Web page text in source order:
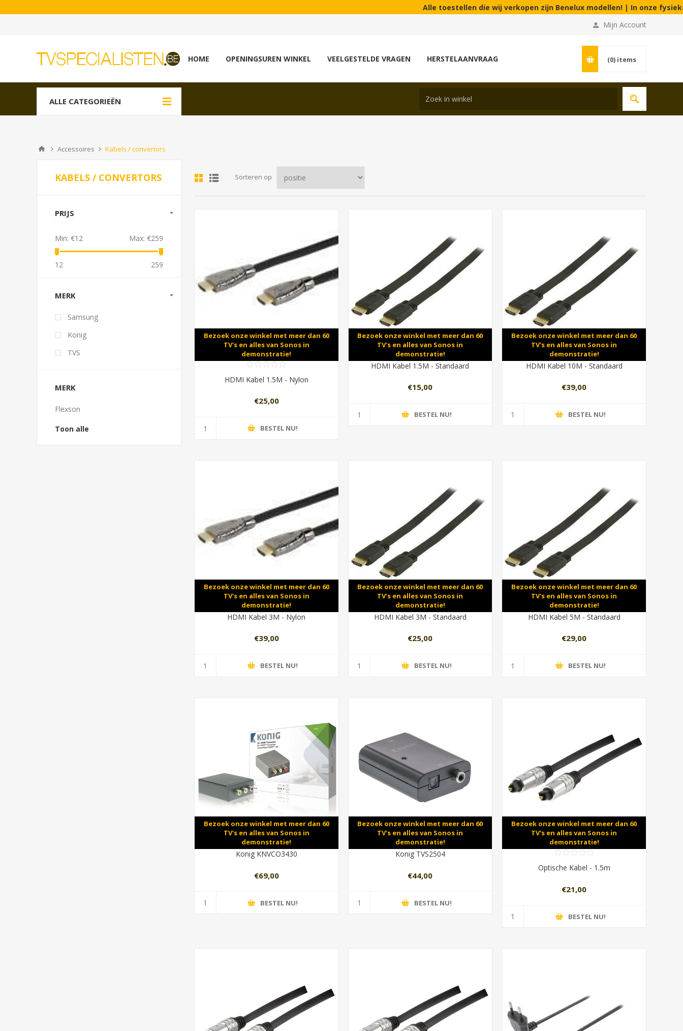
Alle toestellen die wij verkopen zijn Benelux modellen! | In onze fysieke winkel
Mijn Account
HOME OPENINGSUREN WINKEL VEELGESTELDE VRAGEN HERSTELAANVRAAG (0) items
ALLE CATEGORIEËN
Accessoires Kabels / convertors
Sorteren op
Bezoek onze winkel met meer dan 60
TV's en alles van Sonos in
demonstratie!
HDMI Kabel 1.5M - Nylon
€25,00
BESTEL NU!
Bezoek onze winkel met meer dan 60
TV's en alles van Sonos in
demonstratie!
HDMI Kabel 1.5M - Standaard
€15,00
BESTEL NU!
Bezoek onze winkel met meer dan 60
TV's en alles van Sonos in
demonstratie!
HDMI Kabel 10M - Standaard
€39,00
BESTEL NU!
Bezoek onze winkel met meer dan 60
TV's en alles van Sonos in
demonstratie!
HDMI Kabel 3M - Nylon
€39,00
BESTEL NU!
Bezoek onze winkel met meer dan 60
TV's en alles van Sonos in
demonstratie!
HDMI Kabel 3M - Standaard
€25,00
BESTEL NU!
Bezoek onze winkel met meer dan 60
TV's en alles van Sonos in
demonstratie!
HDMI Kabel 5M - Standaard
€29,00
BESTEL NU!
Bezoek onze winkel met meer dan 60
TV's en alles van Sonos in
demonstratie!
Konig KNVCO3430
€69,00
BESTEL NU!
Bezoek onze winkel met meer dan 60
TV's en alles van Sonos in
demonstratie!
Konig TVS2504
€44,00
BESTEL NU!
Bezoek onze winkel met meer dan 60
TV's en alles van Sonos in
demonstratie!
Optische Kabel - 1.5m
€21,00
BESTEL NU!
KABELS / CONVERTORS
PRIJS
Min: €12 Max: €259
12 259
MERK
Samsung
Konig
TVS
MERK
Flexson
Toon alle